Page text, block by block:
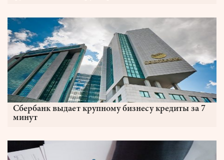
Сбербанк выдает крупному бизнесу кредиты за 7
минут